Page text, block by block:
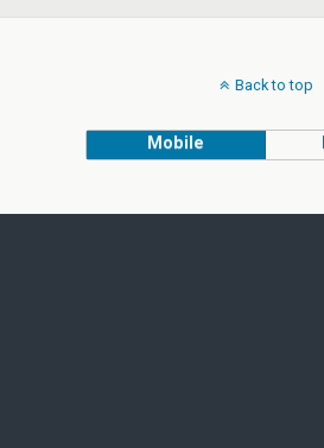
Back to top
Mobile